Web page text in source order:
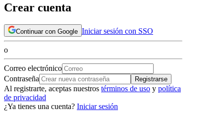
Crear cuenta
Continuar con Google Iniciar sesión con SSO
o
Correo electrónico
Contraseña
Registrarse
Al registrarte, aceptas nuestros términos de uso y política
de privacidad
¿Ya tienes una cuenta? Iniciar sesión